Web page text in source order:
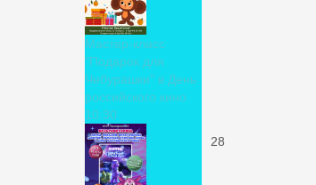
Мастер-класс
"Подарок для
Чебурашки" в День
российского кино
10:30
28